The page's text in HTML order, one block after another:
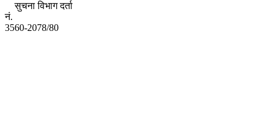
सुचना विभाग दर्ता
नं.
3560-2078/80